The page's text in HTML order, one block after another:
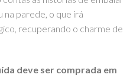
parede, o que irá
recuperando o charme de
deve ser comprada em